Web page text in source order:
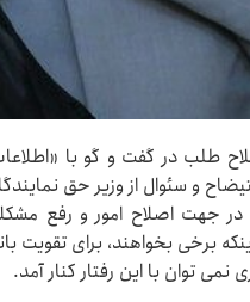
طلب در گفت و گو با «اطلاعات
و سئوال از وزیر حق
در جهت اصلاح امور و رفع
برخی بخواهند، برای تقویت
نمی توان با این رفتار کنار آمد.